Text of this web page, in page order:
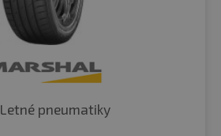
Letné pneumatiky